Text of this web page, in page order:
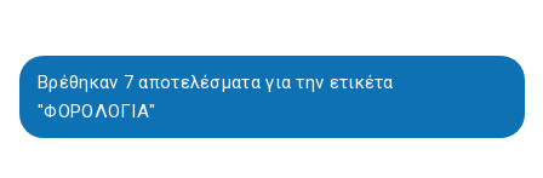
Βρέθηκαν 7 αποτελέσματα για την ετικέτα
"ΦΟΡΟΛΟΓΙΑ"